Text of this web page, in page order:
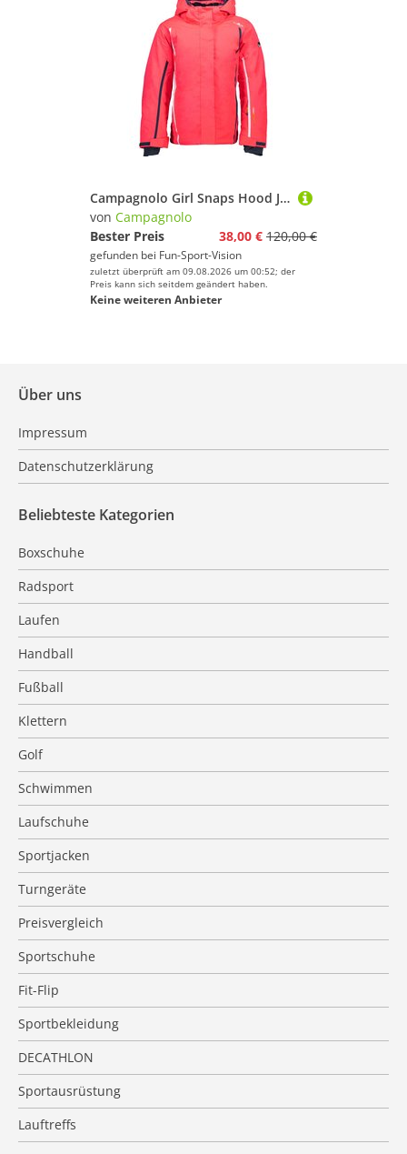
Campagnolo Girl Snaps Hood Jacket Red Fluo Fundgrube
von Campagnolo
Bester Preis
38,00 € 120,00 €
gefunden bei Fun-Sport-Vision
zuletzt überprüft am 09.08.2026 um 00:52; der
Preis kann sich seitdem geändert haben.
Keine weiteren Anbieter
Über uns
Impressum
Datenschutzerklärung
Beliebteste Kategorien
Boxschuhe
Radsport
Laufen
Handball
Fußball
Klettern
Golf
Schwimmen
Laufschuhe
Sportjacken
Turngeräte
Preisvergleich
Sportschuhe
Fit-Flip
Sportbekleidung
DECATHLON
Sportausrüstung
Lauftreffs